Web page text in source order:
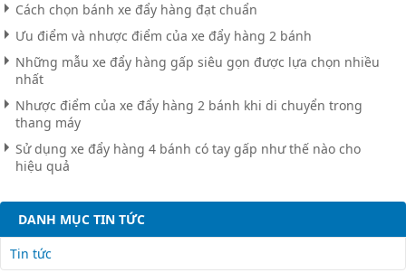
Cách chọn bánh xe đẩy hàng đạt chuẩn
Ưu điểm và nhược điểm của xe đẩy hàng 2 bánh
Những mẫu xe đẩy hàng gấp siêu gọn được lựa chọn nhiều
nhất
Nhược điểm của xe đẩy hàng 2 bánh khi di chuyển trong
thang máy
Sử dụng xe đẩy hàng 4 bánh có tay gấp như thế nào cho
hiệu quả
DANH MỤC TIN TỨC
Tin tức